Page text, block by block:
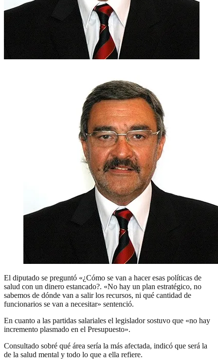
El diputado se preguntó «¿Cómo se van a hacer esas políticas de
salud con un dinero estancado?. «No hay un plan estratégico, no
sabemos de dónde van a salir los recursos, ni qué cantidad de
funcionarios se van a necesitar» sentenció.
En cuanto a las partidas salariales el legislador sostuvo que «no hay
incremento plasmado en el Presupuesto».
Consultado sobré qué área sería la más afectada, indicó que será la
de la salud mental y todo lo que a ella refiere.